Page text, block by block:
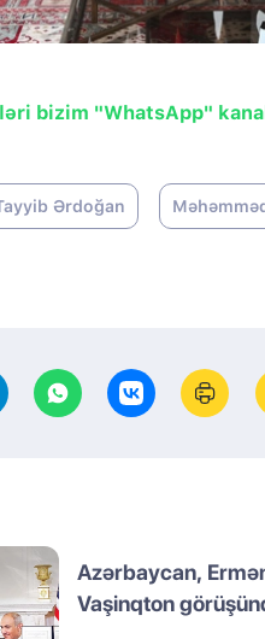
bizim "WhatsApp"
Ərdoğan
Azərbaycan,
Vaşinqton